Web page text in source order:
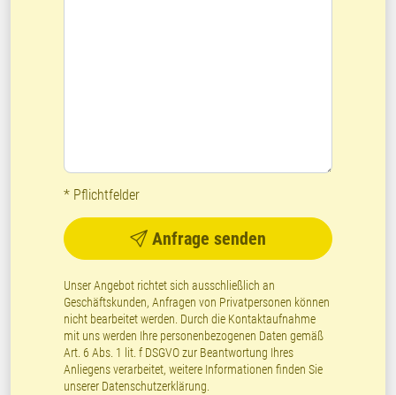
* Pflichtfelder
Anfrage senden
Unser Angebot richtet sich ausschließlich an
Geschäftskunden, Anfragen von Privatpersonen können
nicht bearbeitet werden. Durch die Kontaktaufnahme
mit uns werden Ihre personenbezogenen Daten gemäß
Art. 6 Abs. 1 lit. f DSGVO zur Beantwortung Ihres
Anliegens verarbeitet, weitere Informationen finden Sie
unserer Datenschutzerklärung